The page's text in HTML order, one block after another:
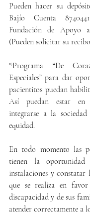
Pueden hacer su
Bajío Cuenta
Fundación de Apoyo
(Pueden solicitar su
*Programa “De
Especiales” para dar
pacientitos puedan
Así puedan estar en
integrarse a la
equidad.
En todo momento las
tienen la
instalaciones y
que se realiza en
discapacidad y de sus
atender correctamente a